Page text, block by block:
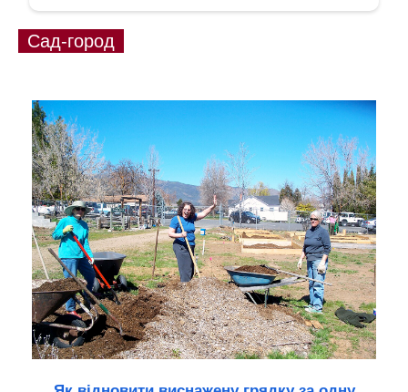
Сад-город